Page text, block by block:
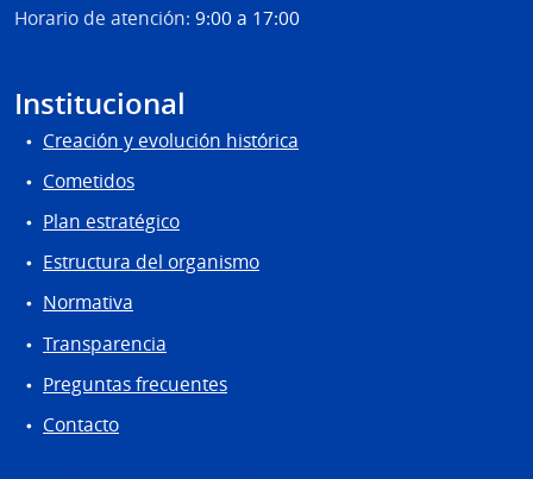
Horario de atención: 9:00 a 17:00
Institucional
Creación y evolución histórica
Cometidos
Plan estratégico
Estructura del organismo
Normativa
Transparencia
Preguntas frecuentes
Contacto